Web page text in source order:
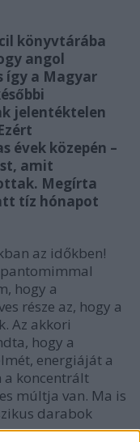
könyvtárába
angol
így a Magyar
jelentéktelen
évek közepén –
amit
Megírta
tíz hónapot
az időkben!
hogy a
része az, hogy a
Az akkori
hogy a
energiáját a
a koncentrált
múltja van. Ma is
darabok